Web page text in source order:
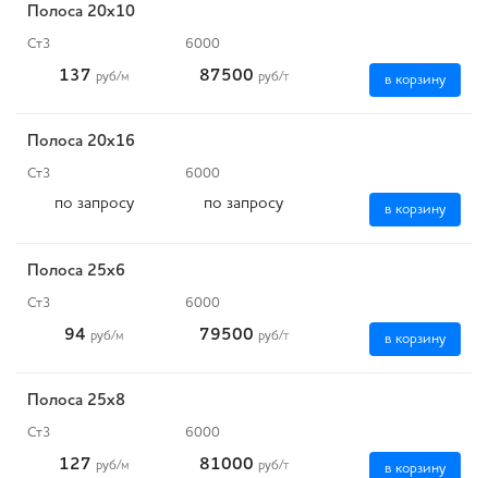
Полоса 20x10
Ст3 6000
137 руб/м 87500 руб/т в корзину
Полоса 20x16
Ст3 6000
по запросу по запросу в корзину
Полоса 25x6
Ст3 6000
94 руб/м 79500 руб/т в корзину
Полоса 25x8
Ст3 6000
127 руб/м 81000 руб/т в корзину